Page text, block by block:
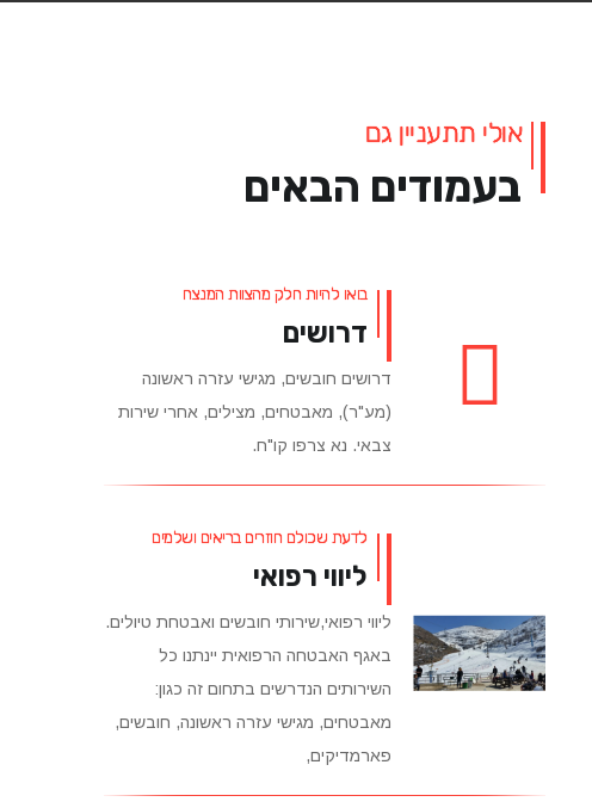
אולי תתעניין גם
בעמודים הבאים
בואו להיות חלק מהצוות המנצח
דרושים
דרושים חובשים, מגישי עזרה ראשונה
(מע"ר), מאבטחים, מצילים, אחרי שירות
צבאי. נא צרפו קו"ח.
לדעת שכולם חוזרים בריאים ושלמים
ליווי רפואי
ליווי רפואי,שירותי חובשים ואבטחת טיולים.
באגף האבטחה הרפואית יינתנו כל
השירותים הנדרשים בתחום זה כגון:
מאבטחים, מגישי עזרה ראשונה, חובשים,
פארמדיקים,